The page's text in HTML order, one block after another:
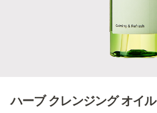
ハーブ クレンジング オイル